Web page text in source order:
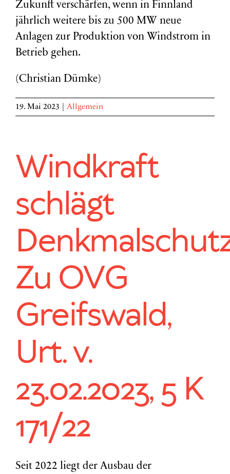
Zukunft verschärfen, wenn in Finnland
jährlich weitere bis zu 500 MW neue
Anlagen zur Produktion von Windstrom in
Betrieb gehen.
(Christian Dümke)
19. Mai 2023 Allgemein
Windkraft
schlägt
Zu OVG
Greifswald,
Urt. v.
23.02.2023, 5 K
171/22
Seit 2022 liegt der Ausbau der